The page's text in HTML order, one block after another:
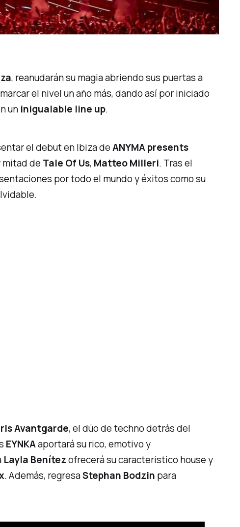
, reanudarán su magia abriendo sus puertas a
el nivel un año más, dando así por iniciado
un inigualable line up.
el debut en Ibiza deANYMA presents
mitad de Tale Of Us, Matteo Milleri. Tras el
por todo el mundo y éxitos como su
Avantgarde, el dúo de techno detrás del
EYNKAaportará su rico, emotivo y
Layla Benítezofrecerá su característicohousey
. Además, regresaStephan Bodzin para